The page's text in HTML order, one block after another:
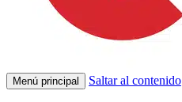
Menú principal Saltar al contenido